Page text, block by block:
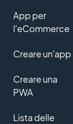
App per
l'eCommerce
Creare un'app
Creare una
PWA
Lista delle